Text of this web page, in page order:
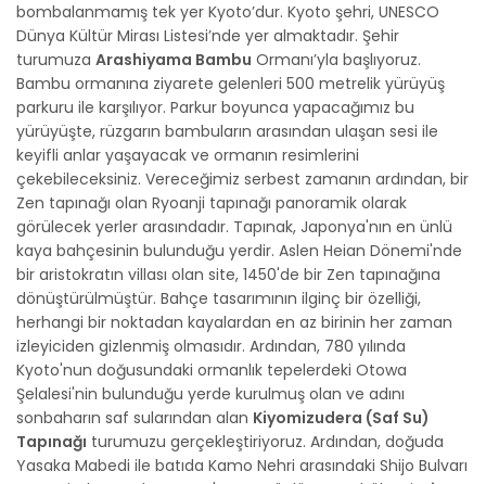
bombalanmamış tek yer Kyoto’dur. Kyoto şehri, UNESCO
Dünya Kültür Mirası Listesi’nde yer almaktadır. Şehir
turumuza Arashiyama Bambu Ormanı’yla başlıyoruz.
Bambu ormanına ziyarete gelenleri 500 metrelik yürüyüş
parkuru ile karşılıyor. Parkur boyunca yapacağımız bu
yürüyüşte, rüzgarın bambuların arasından ulaşan sesi ile
keyifli anlar yaşayacak ve ormanın resimlerini
çekebileceksiniz. Vereceğimiz serbest zamanın ardından, bir
Zen tapınağı olan Ryoanji tapınağı panoramik olarak
görülecek yerler arasındadır. Tapınak, Japonya'nın en ünlü
kaya bahçesinin bulunduğu yerdir. Aslen Heian Dönemi'nde
bir aristokratın villası olan site, 1450'de bir Zen tapınağına
dönüştürülmüştür. Bahçe tasarımının ilginç bir özelliği,
herhangi bir noktadan kayalardan en az birinin her zaman
izleyiciden gizlenmiş olmasıdır. Ardından, 780 yılında
Kyoto'nun doğusundaki ormanlık tepelerdeki Otowa
Şelalesi'nin bulunduğu yerde kurulmuş olan ve adını
sonbaharın saf sularından alan Kiyomizudera (Saf Su)
Tapınağı turumuzu gerçekleştiriyoruz. Ardından, doğuda
Yasaka Mabedi ile batıda Kamo Nehri arasındaki Shijo Bulvarı